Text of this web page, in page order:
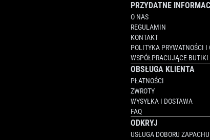
PRZYDATNE
O NAS
REGULAMIN
KONTAKT
POLITYKA PRYWATNOŚCI I
WSPÓŁPRACUJĄCE BUTIKI
OBSŁUGA KLIENTA
PŁATNOŚCI
ZWROTY
WYSYŁKA I DOSTAWA
FAQ
ODKRYJ
USŁUGA DOBORU ZAPACHU